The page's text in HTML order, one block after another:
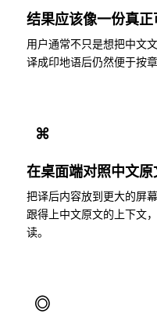
结果应该像一份真
用户通常不只是想把中文
译成印地语后仍然便于按
⌘
在桌面端对照中文
把译后内容放到更大的屏
跟得上中文原文的上下文
读。
◎